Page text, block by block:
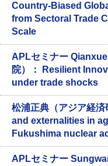
Country-Biased
from Sectoral Trade
Scale
APLセミナー
院）： Resilient
under trade shocks
松浦正典（アジア経
and externalities in
Fukushima nuclear
APLセミナー